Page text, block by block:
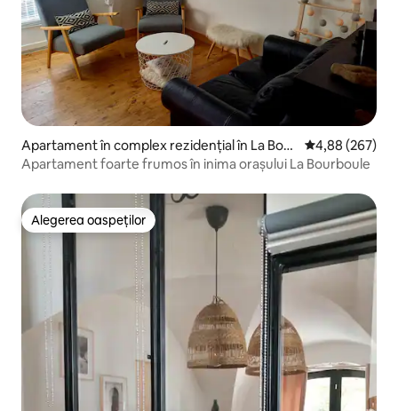
Apartament în complex rezidențial în La Bour
boule
Scor mediu de
4,88 (267)
Apartament foarte frumos în inima orașului La Bourboule
Alegerea oaspeților
Alegerea oaspeților